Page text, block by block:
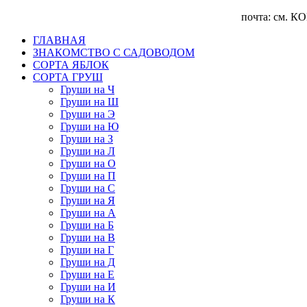
почта: см.
ГЛАВНАЯ
ЗНАКОМСТВО С САДОВОДОМ
CОРТА ЯБЛОК
СОРТА ГРУШ
Груши на Ч
Груши на Ш
Груши на Э
Груши на Ю
Груши на З
Груши на Л
Груши на О
Груши на П
Груши на С
Груши на Я
Груши на А
Груши на Б
Груши на В
Груши на Г
Груши на Д
Груши на Е
Груши на И
Груши на К